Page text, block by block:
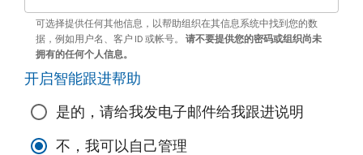
可选择提供任何其他信息，以帮助组织在其信息系统中找到您的数
据，例如用户名、客户 ID 或帐号。 请不要提供您的密码或组织尚未
拥有的任何个人信息。
开启智能跟进帮助
是的，请给我发电子邮件给我跟进说明
不，我可以自己管理